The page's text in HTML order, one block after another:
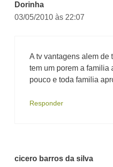
Dorinha
03/05/2010 às 22:07
A tv vantagens alem de
tem um porem a familia
pouco e toda familia
Responder
cicero barros da silva